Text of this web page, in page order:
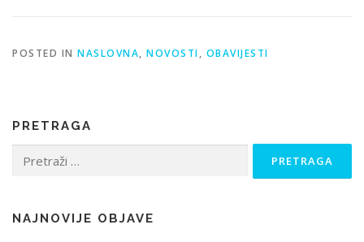
POSTED IN NASLOVNA, NOVOSTI, OBAVIJESTI
PRETRAGA
NAJNOVIJE OBJAVE